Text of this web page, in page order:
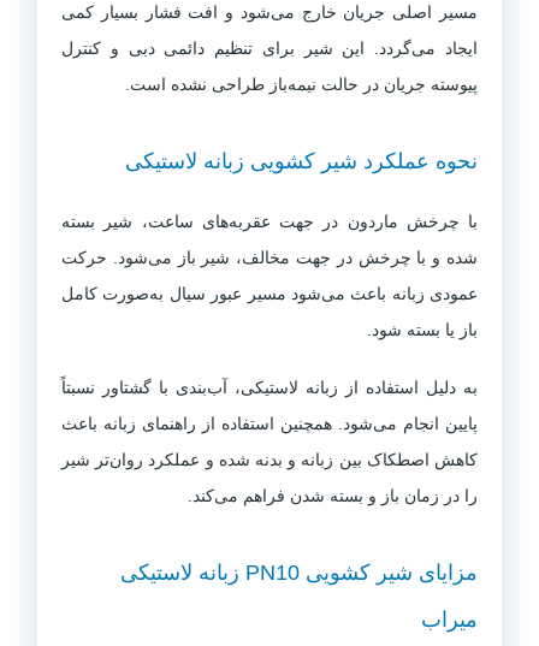
مسیر اصلی جریان خارج می‌شود و افت فشار بسیار کمی
ایجاد می‌گردد. این شیر برای تنظیم دائمی دبی و کنترل
پیوسته جریان در حالت نیمه‌باز طراحی نشده است.
نحوه عملکرد شیر کشویی زبانه لاستیکی
با چرخش ماردون در جهت عقربه‌های ساعت، شیر بسته
شده و با چرخش در جهت مخالف، شیر باز می‌شود. حرکت
عمودی زبانه باعث می‌شود مسیر عبور سیال به‌صورت کامل
باز یا بسته شود.
به دلیل استفاده از زبانه لاستیکی، آب‌بندی با گشتاور نسبتاً
پایین انجام می‌شود. همچنین استفاده از راهنمای زبانه باعث
کاهش اصطکاک بین زبانه و بدنه شده و عملکرد روان‌تر شیر
را در زمان باز و بسته شدن فراهم می‌کند.
مزایای شیر کشویی PN10 زبانه لاستیکی
میراب